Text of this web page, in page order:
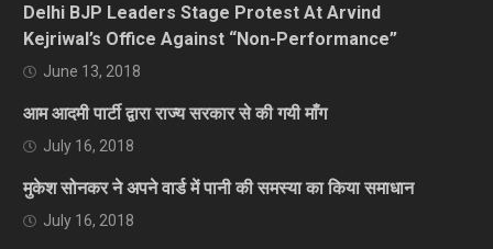
Delhi BJP Leaders Stage Protest At Arvind
Kejriwal’s Office Against “Non-Performance”
June 13, 2018
आम आदमी पार्टी द्वारा राज्य सरकार से की गयी माँग
July 16, 2018
मुकेश सोनकर ने अपने वार्ड में पानी की समस्या का किया समाधान
July 16, 2018